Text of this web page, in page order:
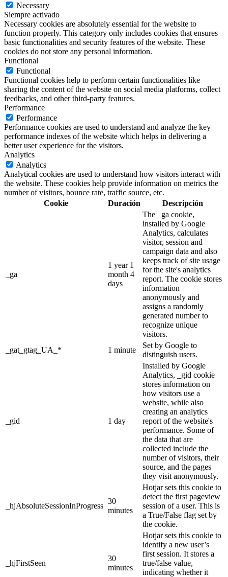
Necessary
Siempre activado
Necessary cookies are absolutely essential for the website to
function properly. This category only includes cookies that ensures
basic functionalities and security features of the website. These
cookies do not store any personal information.
Functional
Functional
Functional cookies help to perform certain functionalities like
sharing the content of the website on social media platforms, collect
feedbacks, and other third-party features.
Performance
Performance
Performance cookies are used to understand and analyze the key
performance indexes of the website which helps in delivering a
better user experience for the visitors.
Analytics
Analytics
Analytical cookies are used to understand how visitors interact with
the website. These cookies help provide information on metrics the
number of visitors, bounce rate, traffic source, etc.
Cookie
Duración Descripción
_ga
1 year 1
month 4
days
The _ga cookie,
installed by Google
Analytics, calculates
visitor, session and
campaign data and also
keeps track of site usage
for the site's analytics
report. The cookie stores
information
anonymously and
assigns a randomly
generated number to
recognize unique
visitors.
_gat_gtag_UA_*
1 minute
Set by Google to
distinguish users.
_gid 1 day
Installed by Google
Analytics, _gid cookie
stores information on
how visitors use a
website, while also
creating an analytics
report of the website's
performance. Some of
the data that are
collected include the
number of visitors, their
source, and the pages
they visit anonymously.
_hjAbsoluteSessionInProgress
30
minutes
Hotjar sets this cookie to
detect the first pageview
session of a user. This is
a True/False flag set by
the cookie.
_hjFirstSeen
30
minutes
Hotjar sets this cookie to
identify a new user’s
first session. It stores a
true/false value,
indicating whether it